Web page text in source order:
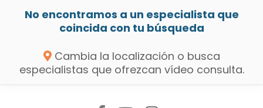
No encontramos a un especialista que
coincida con tu búsqueda
Cambia la localización o busca
especialistas que ofrezcan vídeo consulta.